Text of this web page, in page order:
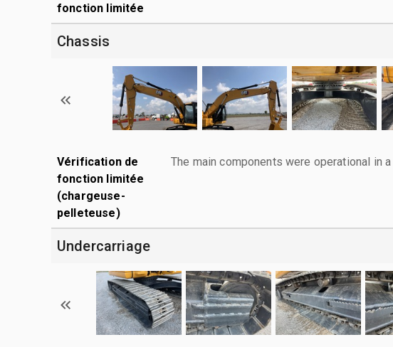
fonction limitée
Chassis
Vérification de
fonction limitée
(chargeuse-
pelleteuse)
The main components were operational in
Undercarriage